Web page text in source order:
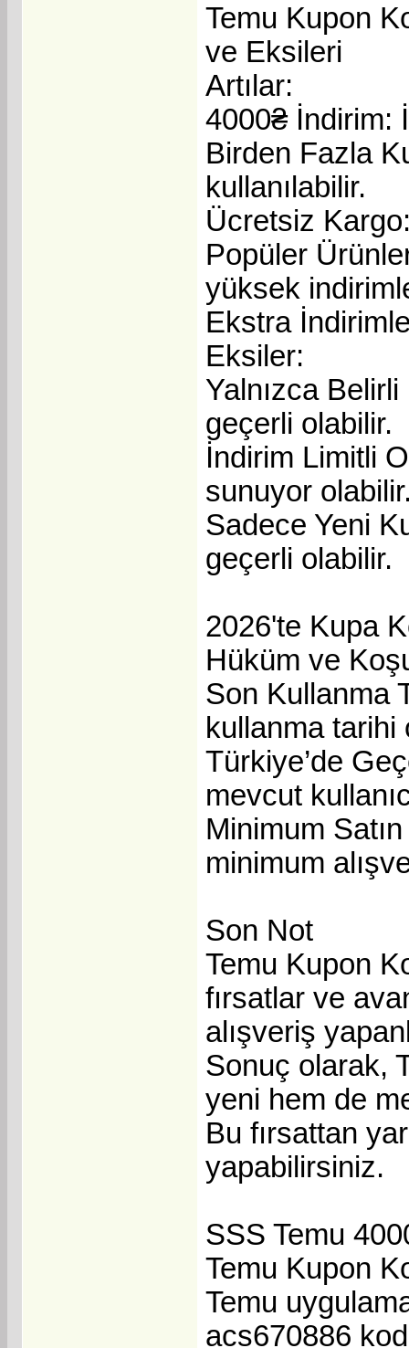
Temu Kupon
ve Eksileri
Artılar:
4000₴ İndirim:
Birden Fazla
kullanılabilir.
Ücretsiz
Popüler
yüksek
Ekstra
Eksiler:
Yalnızca
geçerli olabilir.
İndirim Limitli
sunuyor
Sadece Yeni
geçerli olabilir.
2026'te Kupa
Hüküm ve
Son Kullanma
kullanma tarihi
Türkiye’de
mevcut
Minimum
minimum
Son Not
Temu Kupon
fırsatlar ve
alışveriş
Sonuç olarak,
yeni hem de
Bu fırsattan
yapabilirsiniz.
SSS Temu
Temu Kupon
Temu
acs670886